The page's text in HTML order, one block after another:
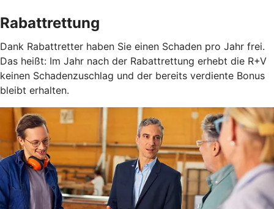
Rabattrettung
Dank Rabattretter haben Sie einen Schaden pro Jahr frei.
Das heißt: Im Jahr nach der Rabattrettung erhebt die R+V
keinen Schadenzuschlag und der bereits verdiente Bonus
bleibt erhalten.